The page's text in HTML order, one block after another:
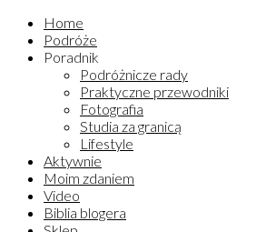
Home
Podróże
Poradnik
Podróżnicze rady
Praktyczne przewodniki
Fotografia
Studia za granicą
Lifestyle
Aktywnie
Moim zdaniem
Video
Biblia blogera